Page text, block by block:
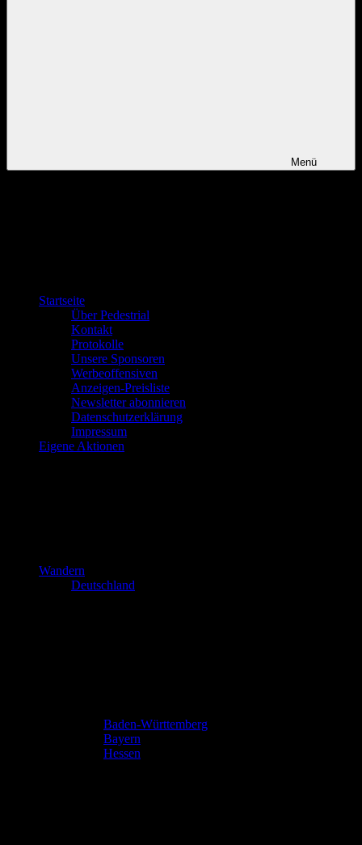
Menü
Startseite
Über Pedestrial
Kontakt
Protokolle
Unsere Sponsoren
Werbeoffensiven
Anzeigen-Preisliste
Newsletter abonnieren
Datenschutzerklärung
Impressum
Eigene Aktionen
Wandern
Deutschland
Baden-Württemberg
Bayern
Hessen